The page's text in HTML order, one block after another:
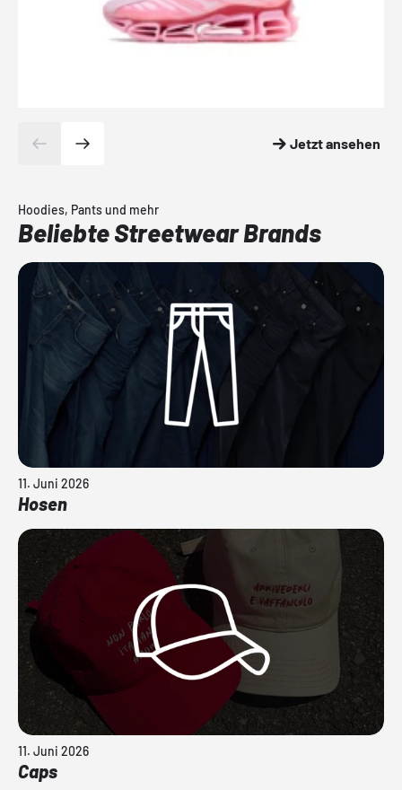
Jetzt ansehen
Hoodies, Pants und mehr
Beliebte Streetwear Brands
11. Juni 2026
Hosen
11. Juni 2026
Caps